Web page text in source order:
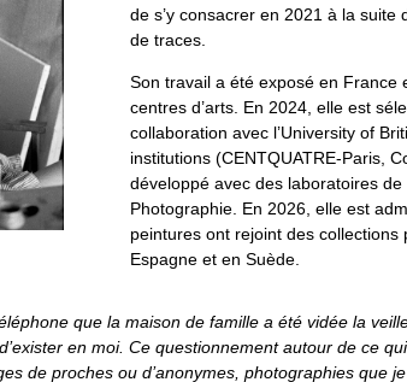
de s’y consacrer en 2021 à la suite
de traces.
Son travail a été exposé en France
centres d’arts. En 2024, elle est
collaboration avec l’University of
institutions (CENTQUATRE-Paris,
développé avec des laboratoires
Photographie. En 2026, elle est
peintures ont rejoint des
Espagne et en Suède.
que la maison de famille a été vidée la
en moi. Ce questionnement autour de ce
de proches ou d’anonymes, photographies